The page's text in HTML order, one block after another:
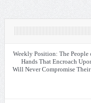
Weekly Position: The
Hands That Encroach
Will Never Compromise